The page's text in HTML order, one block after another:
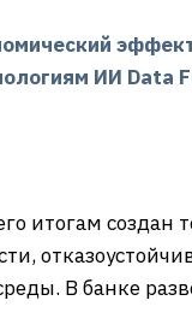
ИИ Data
итогам создан
В банке